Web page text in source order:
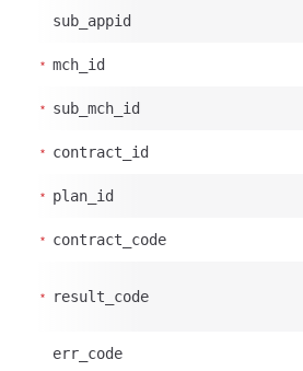
sub_appid
mch_id
sub_mch_id
contract_id
plan_id
contract_code
result_code
err_code